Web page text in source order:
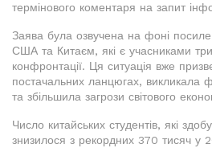
термінового коментаря на запит
Заява була озвучена на фоні
США та Китаєм, які є учасниками
конфронтації. Ця ситуація вже
постачальних ланцюгах, викликала
та збільшила загрози світового
Число китайських студентів, які
знизилося з рекордних 370 тисяч у